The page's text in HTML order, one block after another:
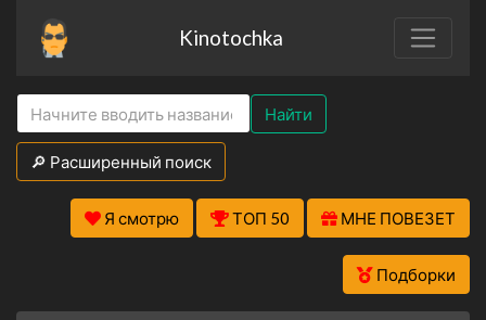
Kinotochka
Найти
🔎 Расширенный поиск
Я смотрю ТОП 50 МНЕ ПОВЕЗЕТ
Подборки